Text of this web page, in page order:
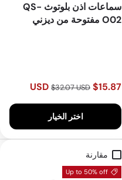
سماعات اذن بلوتوث QS-
O02 مفتوحة من ديزني
$15.87 USD
$32.07 USD
اختر الخيار
مقارنة
Up to 50% off